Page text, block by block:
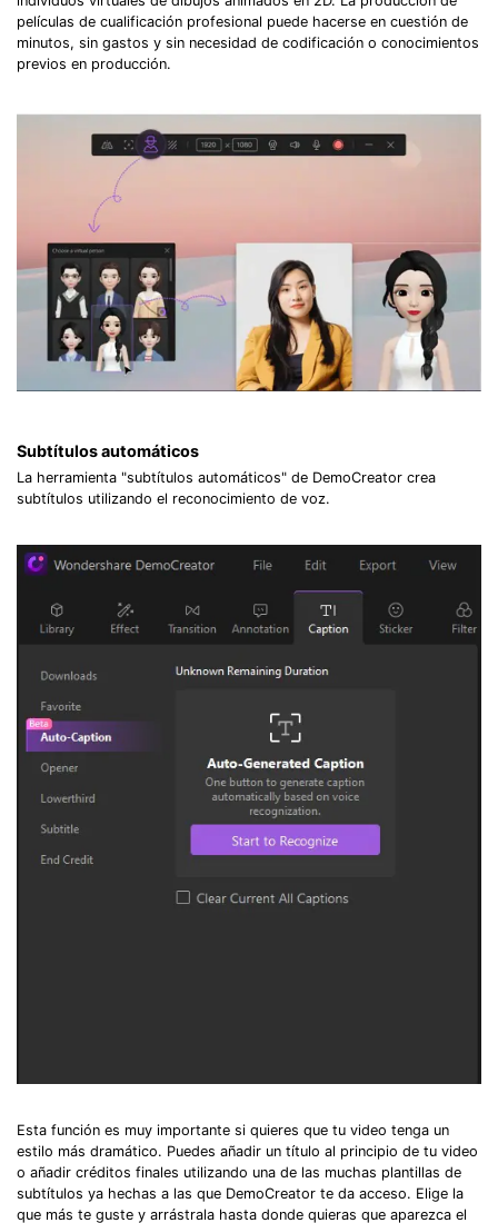
películas de cualificación profesional puede hacerse en cuestión de
minutos, sin gastos y sin necesidad de codificación o conocimientos
previos en producción.
Subtítulos automáticos
La herramienta "subtítulos automáticos" de DemoCreator crea
subtítulos utilizando el reconocimiento de voz.
Esta función es muy importante si quieres que tu video tenga un
estilo más dramático. Puedes añadir un título al principio de tu video
o añadir créditos finales utilizando una de las muchas plantillas de
subtítulos ya hechas a las que DemoCreator te da acceso. Elige la
que más te guste y arrástrala hasta donde quieras que aparezca el
Record Like a Pro, Edit
With AI Ease.
Record. Edit. Share. All with Filmora!
Got It Try It Now